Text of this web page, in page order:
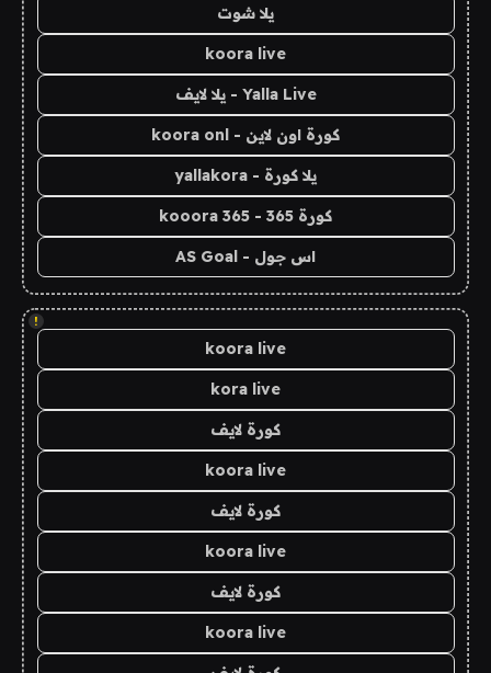
يلا شوت
koora live
Yalla Live - يلا لايف
كورة اون لاين - koora onl
يلا كورة - yallakora
كورة 365 - kooora 365
اس جول - AS Goal
!
koora live
kora live
كورة لايف
koora live
كورة لايف
koora live
كورة لايف
koora live